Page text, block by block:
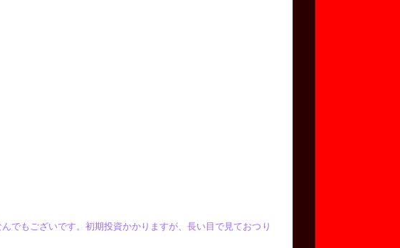
もございです。初期投資かかりますが、長い目で見ておつり